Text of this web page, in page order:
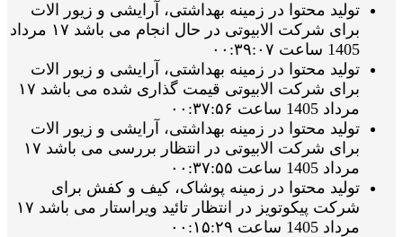
تولید محتوا در زمینه بهداشتی، آرایشی و زیور الات
برای شرکت الابیوتی در حال انجام می باشد ۱۷ مرداد
1405 ساعت ۰۰:۳۹:۰۷
تولید محتوا در زمینه بهداشتی، آرایشی و زیور الات
برای شرکت الابیوتی قیمت گذاری شده می باشد ۱۷
مرداد 1405 ساعت ۰۰:۳۷:۵۶
تولید محتوا در زمینه بهداشتی، آرایشی و زیور الات
برای شرکت الابیوتی در انتظار بررسی می باشد ۱۷
مرداد 1405 ساعت ۰۰:۳۷:۵۵
تولید محتوا در زمینه پوشاک، کیف و کفش برای
شرکت پیکوتویز در انتظار تائید ویراستار می باشد ۱۷
مرداد 1405 ساعت ۰۰:۱۵:۲۹